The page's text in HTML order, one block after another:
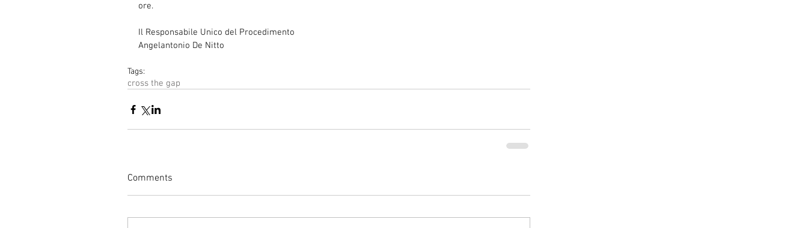
ore.
Il Responsabile Unico del Procedimento
Angelantonio De Nitto
Tags:
cross the gap
Comments